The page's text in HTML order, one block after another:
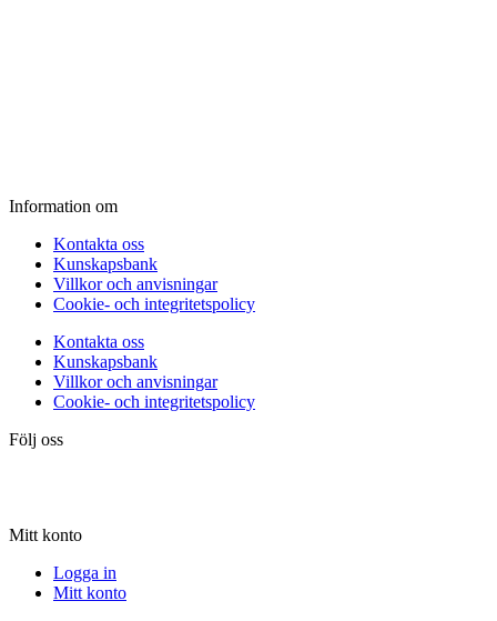
Information om
Kontakta oss
Kunskapsbank
Villkor och anvisningar
Cookie- och integritetspolicy
Kontakta oss
Kunskapsbank
Villkor och anvisningar
Cookie- och integritetspolicy
Följ oss
Mitt konto
Logga in
Mitt konto